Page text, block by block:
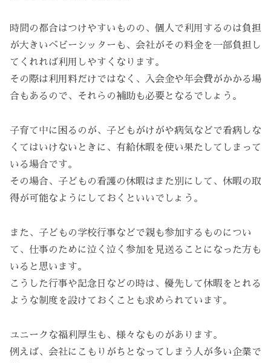
時間の都合はつけやすいものの、個人で利用するのは負担
が大きいベビーシッターも、会社がその料金を一部負担し
てくれれば利用しやすくなります。
その際は利用料だけではなく、入会金や年会費がかかる場
合もあるので、それらの補助も必要となるでしょう。
子育て中に困るのが、子どもがけがや病気などで看病しな
くてはいけないときに、有給休暇を使い果たしてしまって
いる場合です。
その場合、子どもの看護の休暇はまた別にして、休暇の取
得が可能なようにしておくといいでしょう。
また、子どもの学校行事などで親も参加するものについ
て、仕事のために泣く泣く参加を見送ることになった方も
いると思います。
こうした行事や記念日などの時は、優先して休暇をとれる
ような制度を設けておくことも求められています。
ユニークな福利厚生も、様々なものがあります。
例えば、会社にこもりがちとなってしまう人が多い企業で